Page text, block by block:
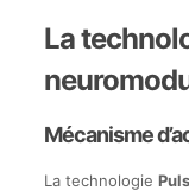
La
Mécanisme
La technologie